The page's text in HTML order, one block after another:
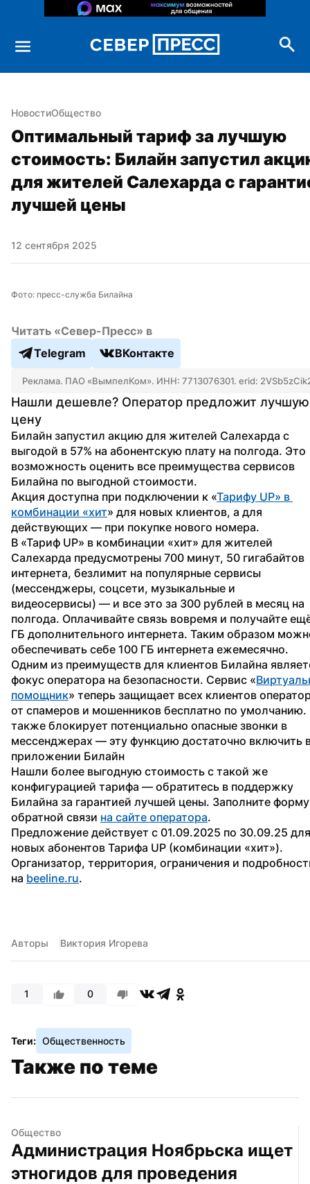
НовостиОбщество
Оптимальный тариф за лучшую
стоимость: Билайн запустил
для жителей Салехарда с
лучшей цены
12 сентября 2025
Фото: пресс-служба Билайна
Читать «Север-Пресс» в
Telegram
ВКонтакте
Реклама. ПАО «ВымпелКом». ИНН: 7713076301. erid:
Нашли дешевле? Оператор предложит лучшую
цену
Билайн запустил акцию для жителей Салехарда с
выгодой в 57% на абонентскую плату на полгода. Это
возможность оценить все преимущества сервисов
Билайна по выгодной стоимости.
Акция доступна при подключении к «Тарифу UP» в
комбинации «хит» для новых клиентов, а для
действующих — при покупке нового номера.
В «Тариф UP» в комбинации «хит» для жителей
Салехарда предусмотрены 700 минут, 50 гигабайтов
интернета, безлимит на популярные сервисы
(мессенджеры, соцсети, музыкальные и
видеосервисы) — и все это за 300 рублей в месяц на
полгода. Оплачивайте связь вовремя и получайте
ГБ дополнительного интернета. Таким образом
обеспечивать себе 100 ГБ интернета ежемесячно.
Одним из преимуществ для клиентов Билайна
фокус оператора на безопасности. Сервис «
помощник» теперь защищает всех клиентов
от спамеров и мошенников бесплатно по умолчанию.
также блокирует потенциально опасные звонки в
мессенджерах — эту функцию достаточно включить
приложении Билайн
Нашли более выгодную стоимость с такой же
конфигурацией тарифа — обратитесь в поддержку
Билайна за гарантией лучшей цены. Заполните форму
обратной связи на сайте оператора.
Предложение действует с 01.09.2025 по 30.09.25 для
новых абонентов Тарифа UP (комбинации «хит»).
Организатор, территория, ограничения и
на beeline.ru.
Авторы Виктория Игорева
1 0
Теги: Общественность
Также по теме
Общество
Администрация Ноябрьска ищет
этногидов для проведения